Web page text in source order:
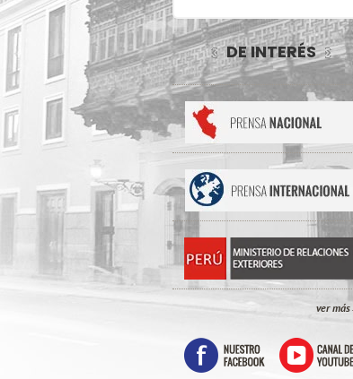
DE INTERÉS
ver más